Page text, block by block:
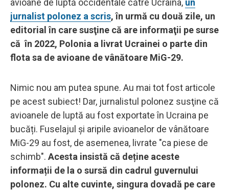
jurnalist polonez a scris, în urmă cu două zile, un
editorial în care susţine că are informaţii pe surse
că în 2022, Polonia a livrat Ucrainei o parte din
flota sa de avioane de vânătoare MiG-29.
Nimic nou am putea spune. Au mai tot fost articole
pe acest subiect! Dar, jurnalistul polonez susţine că
avioanele de luptă au fost exportate în Ucraina pe
bucăți. Fuselajul și aripile avioanelor de vânătoare
MiG-29 au fost, de asemenea, livrate "ca piese de
schimb". Acesta insistă că deține aceste
informații de la o sursă din cadrul guvernului
polonez. Cu alte cuvinte, singura dovadă pe care